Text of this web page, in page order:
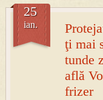
ţi mai
tunde
află
frizer
25
ian.